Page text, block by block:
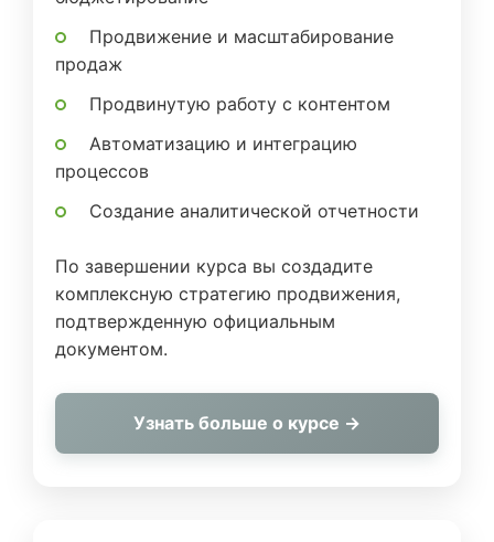
Продвижение и масштабирование
продаж
Продвинутую работу с контентом
Автоматизацию и интеграцию
процессов
Создание аналитической отчетности
По завершении курса вы создадите
комплексную стратегию продвижения,
подтвержденную официальным
документом.
Узнать больше о курсе →